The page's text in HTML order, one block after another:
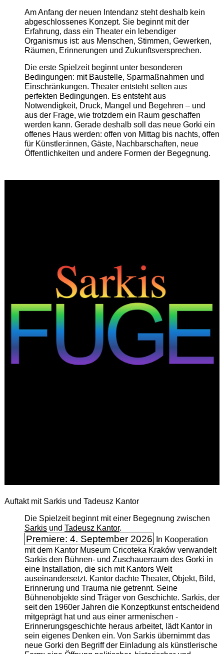
Am Anfang der neuen Intendanz steht deshalb kein
abgeschlossenes Konzept. Sie beginnt mit der
Erfahrung, dass ein Theater ein lebendiger
Organismus ist: aus Menschen, Stimmen, Gewerken,
Räumen, Erinnerungen und Zukunftsversprechen.
Die erste Spielzeit beginnt unter besonderen
Bedingungen: mit Baustelle, Sparmaßnahmen und
Einschränkungen. Theater entsteht selten aus
perfekten Bedingungen. Es entsteht aus
Notwendigkeit, Druck, Mangel und Begehren – und
aus der Frage, wie trotzdem ein Raum geschaffen
werden kann. Gerade deshalb soll das neue Gorki ein
offenes Haus werden: offen von Mittag bis nachts, offen
für Künstler:innen, Gäste, Nachbarschaften, neue
Öffentlichkeiten und andere Formen der Begegnung.
Auftakt mit Sarkis und Tadeusz Kantor
Die Spielzeit beginnt mit einer Begegnung zwischen
Sarkisund Tadeusz Kantor.
Premiere: 4. September 2026
In Kooperation
mit dem Kantor Museum Cricoteka Kraków verwandelt
Sarkis den Bühnen- und Zuschauerraum des Gorki in
eine Installation, die sich mit Kantors Welt
auseinandersetzt. Kantor dachte Theater, Objekt, Bild,
Erinnerung und Trauma nie getrennt. Seine
Bühnenobjekte sind Träger von Geschichte. Sarkis, der
seit den 1960er Jahren die Konzeptkunst entscheidend
mitgeprägt hat und aus einer armenischen ­
Erinnerungsgeschichte heraus arbeitet, lädt Kantor in
sein eigenes Denken ein. Von Sarkis übernimmt das
neue Gorki den Begriff der Einladung als künstlerische